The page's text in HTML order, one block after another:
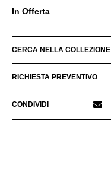
In Offerta
CERCA NELLA COLLEZIONE
RICHIESTA PREVENTIVO
CONDIVIDI